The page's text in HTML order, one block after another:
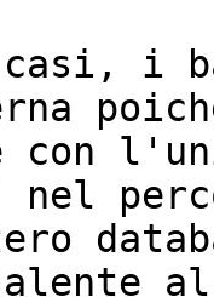
i
con
nel
al